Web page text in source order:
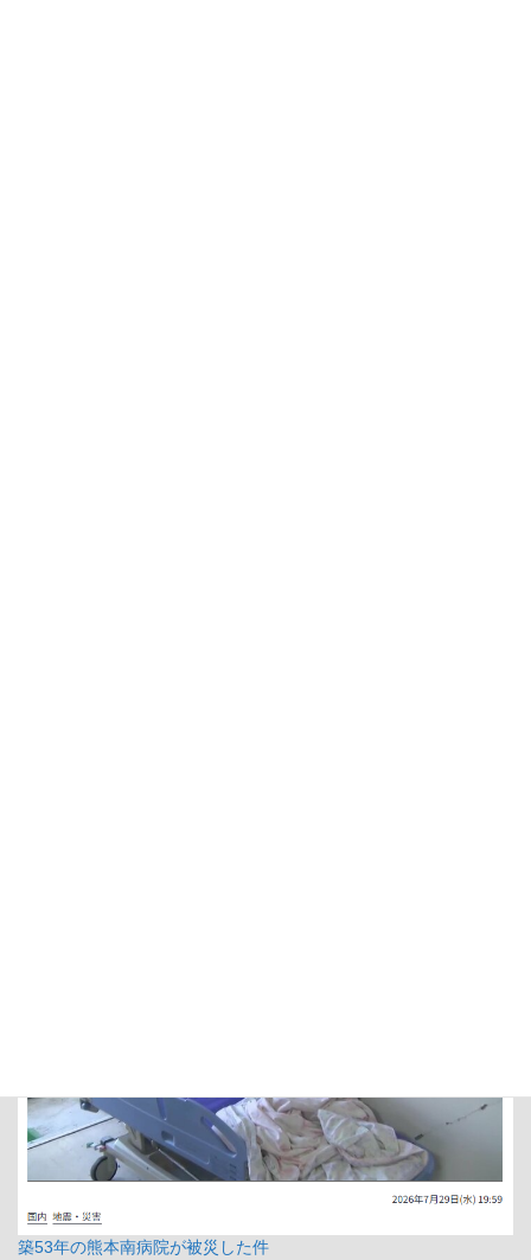
築53年の熊本南病院が被災した件